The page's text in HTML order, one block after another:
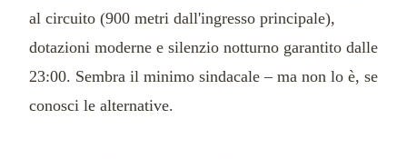
al circuito (900 metri dall'ingresso principale),
dotazioni moderne e silenzio notturno garantito dalle
23:00. Sembra il minimo sindacale – ma non lo è, se
conosci le alternative.